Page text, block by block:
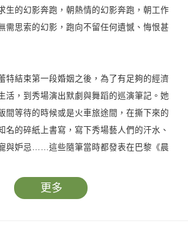
生的幻影奔跑，朝熱情的幻影奔跑，朝工作
需思索的幻影，跑向不留任何遺憾、悔恨甚
特結束第一段婚姻之後，為了有足夠的經濟
活，到秀場演出默劇與舞蹈的巡演筆記。她
間等待的時候或是火車旅途間，在撕下來的
名的碎紙上書寫，寫下秀場藝人們的汗水、
與妒忌……這些隨筆當時都發表在巴黎《晨
兩次。最後於一九一三年出版成冊。
更多